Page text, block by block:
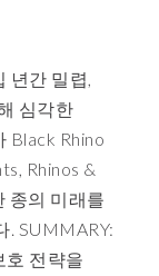
년간 밀렵,
심각한
Black Rhino
Rhinos &
종의 미래를
. SUMMARY:
호 전략을